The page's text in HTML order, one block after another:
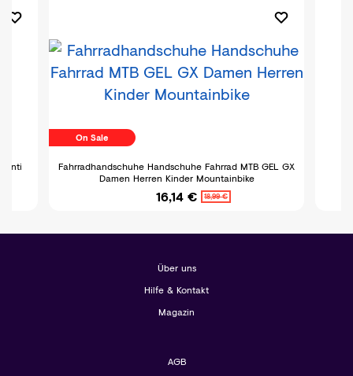
Anti
On Sale
Fahrradhandschuhe Handschuhe Fahrrad MTB GEL GX
Damen Herren Kinder Mountainbike
16,14 € 18,99 €
Über uns
Hilfe & Kontakt
Magazin
AGB